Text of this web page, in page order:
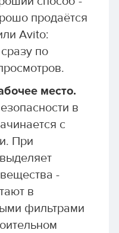
продаётся
Avito:
по
место.
в
с
При
-
в
фильтрами